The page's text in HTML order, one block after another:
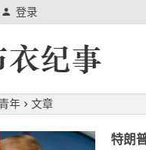
登录
年 文章
特朗